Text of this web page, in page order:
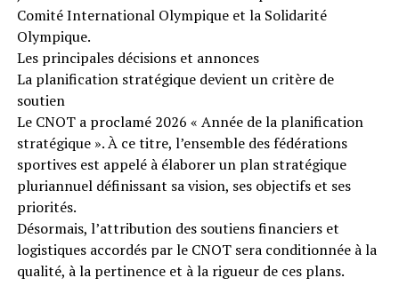
Comité International Olympique et la Solidarité
Olympique.
Les principales décisions et annonces
La planification stratégique devient un critère de
soutien
Le CNOT a proclamé 2026 « Année de la planification
stratégique ». À ce titre, l’ensemble des fédérations
sportives est appelé à élaborer un plan stratégique
pluriannuel définissant sa vision, ses objectifs et ses
priorités.
Désormais, l’attribution des soutiens financiers et
logistiques accordés par le CNOT sera conditionnée à la
qualité, à la pertinence et à la rigueur de ces plans.